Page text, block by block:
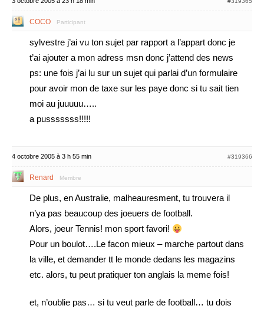
COCO Participant
sylvestre j’ai vu ton sujet par rapport a l’appart donc je
t’ai ajouter a mon adress msn donc j’attend des news
ps: une fois j’ai lu sur un sujet qui parlai d’un formulaire
pour avoir mon de taxe sur les paye donc si tu sait tien
moi au juuuuu…..
a pusssssss!!!!!
4 octobre 2005 à 3 h 55 min #319366
Renard Membre
De plus, en Australie, malheauresment, tu trouvera il
n’ya pas beaucoup des joeuers de football.
Alors, joeur Tennis! mon sport favori!
Pour un boulot….Le facon mieux – marche partout dans
la ville, et demander tt le monde dedans les magazins
etc. alors, tu peut pratiquer ton anglais la meme fois!
et, n’oublie pas… si tu veut parle de football… tu dois